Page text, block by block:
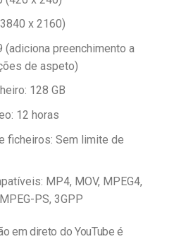
x 2160)
(adiciona preenchimento a
de aspeto)
128 GB
12 horas
ficheiros: Sem limite de
MP4, MOV, MPEG4,
PS, 3GPP
em direto do YouTube é